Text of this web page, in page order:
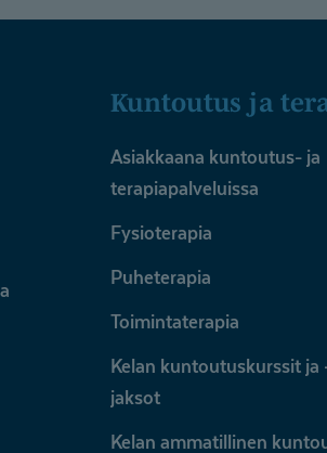
Kuntoutus ja
Asiakkaana kuntoutus- ja
terapiapalveluissa
Fysioterapia
Puheterapia
Toimintaterapia
Kelan kuntoutuskurssit ja
jaksot
Kelan ammatillinen